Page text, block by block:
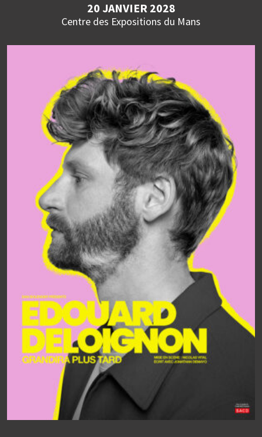
20 JANVIER 2028
Centre des Expositions du Mans